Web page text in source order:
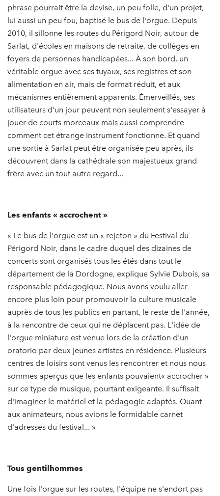
phrase pourrait être la devise, un peu folle, d'un projet,
lui aussi un peu fou, baptisé le bus de l'orgue. Depuis
2010, il sillonne les routes du Périgord Noir, autour de
Sarlat, d'écoles en maisons de retraite, de collèges en
foyers de personnes handicapées... À son bord, un
véritable orgue avec ses tuyaux, ses registres et son
alimentation en air, mais de format réduit, et aux
mécanismes entièrement apparents. Émerveillés, ses
utilisateurs d'un jour peuvent non seulement s'essayer à
jouer de courts morceaux mais aussi comprendre
comment cet étrange instrument fonctionne. Et quand
une sortie à Sarlat peut être organisée peu après, ils
découvrent dans la cathédrale son majestueux grand
frère avec un tout autre regard...
Les enfants « accrochent »
« Le bus de l'orgue est un « rejeton » du Festival du
Périgord Noir, dans le cadre duquel des dizaines de
concerts sont organisés tous les étés dans tout le
département de la Dordogne, explique Sylvie Dubois, sa
responsable pédagogique. Nous avons voulu aller
encore plus loin pour promouvoir la culture musicale
auprès de tous les publics en partant, le reste de l'année,
à la rencontre de ceux qui ne déplacent pas. L'idée de
l'orgue miniature est venue lors de la création d'un
oratorio par deux jeunes artistes en résidence. Plusieurs
centres de loisirs sont venus les rencontrer et nous nous
sommes aperçus que les enfants pouvaient« accrocher »
sur ce type de musique, pourtant exigeante. Il suffisait
d'imaginer le matériel et la pédagogie adaptés. Quant
aux animateurs, nous avions le formidable carnet
d'adresses du festival... »
Tous gentilhommes
Une fois l'orgue sur les routes, l'équipe ne s'endort pas